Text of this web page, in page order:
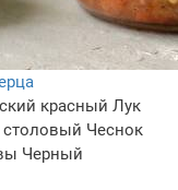
красный Лук
столовый Чеснок
Черный